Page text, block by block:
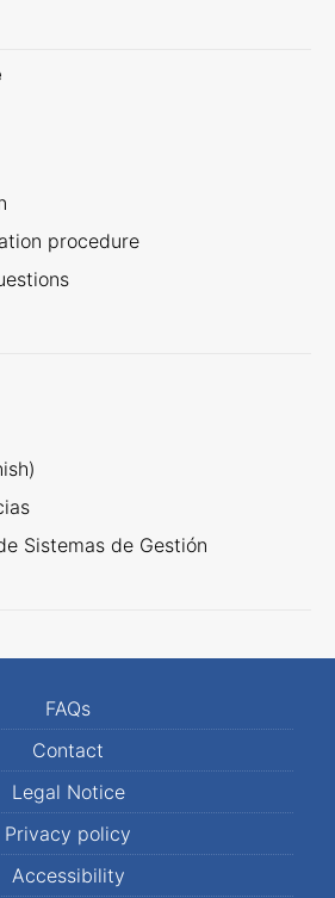
procedure
Sistemas de Gestión
FAQs
Contact
Legal Notice
Privacy policy
Accessibility